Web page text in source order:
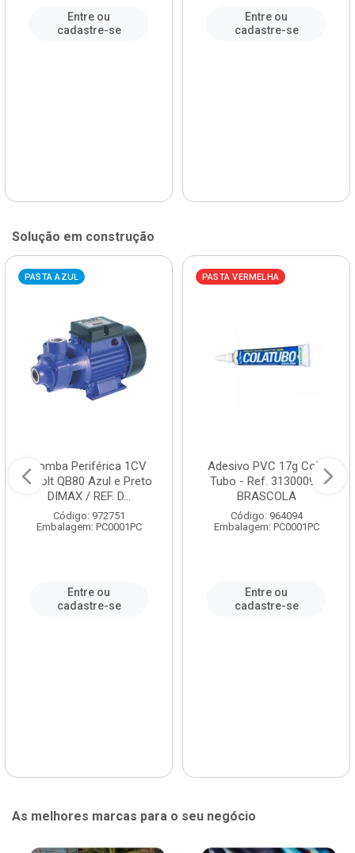
Entre ou
cadastre-se
Entre ou
cadastre-se
Solução em construção
PASTA AZUL
Bomba Periférica 1CV
Bivolt QB80 Azul e Preto
DIMAX / REF. D...
Código: 972751
Embalagem: PC0001PC
Entre ou
cadastre-se
PASTA VERMELHA
Adesivo PVC 17g Cola
Tubo - Ref. 3130009 -
BRASCOLA
Código: 964094
Embalagem: PC0001PC
Entre ou
cadastre-se
As melhores marcas para o seu negócio